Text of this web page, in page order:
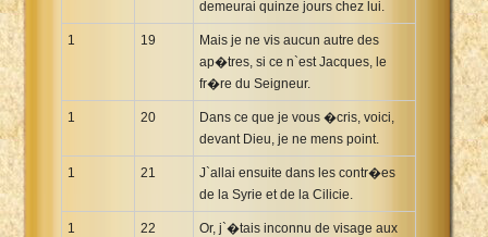
demeurai quinze jours chez lui.
1 19
Mais je ne vis aucun autre des
ap�tres, si ce n`est Jacques, le
fr�re du Seigneur.
1 20
Dans ce que je vous �cris, voici,
devant Dieu, je ne mens point.
1 21
J`allai ensuite dans les contr�es
de la Syrie et de la Cilicie.
1 22
Or, j`�tais inconnu de visage aux